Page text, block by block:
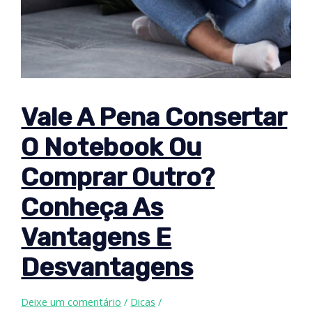
Vale A Pena Consertar
O Notebook Ou
Comprar Outro?
Conheça As
Vantagens E
Desvantagens
Deixe um comentário / Dicas /